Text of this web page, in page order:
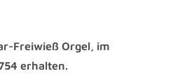
Freiwieß Orgel, im
erhalten.